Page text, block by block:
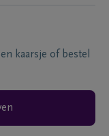
kaarsje of bestel